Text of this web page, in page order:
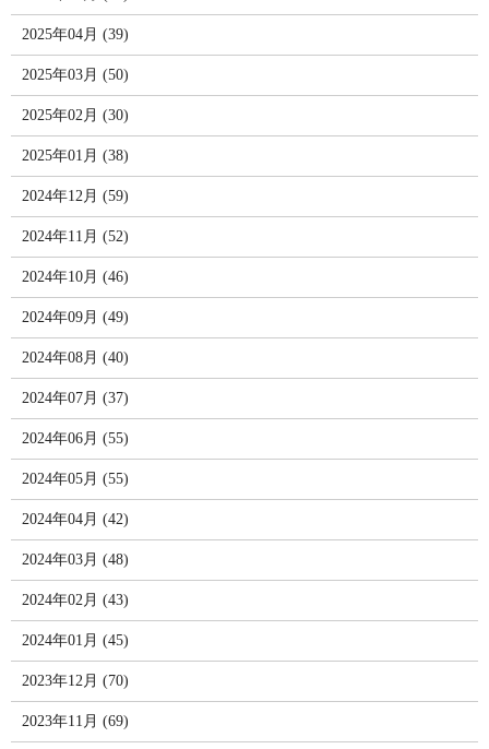
2025年04月 (39)
2025年03月 (50)
2025年02月 (30)
2025年01月 (38)
2024年12月 (59)
2024年11月 (52)
2024年10月 (46)
2024年09月 (49)
2024年08月 (40)
2024年07月 (37)
2024年06月 (55)
2024年05月 (55)
2024年04月 (42)
2024年03月 (48)
2024年02月 (43)
2024年01月 (45)
2023年12月 (70)
2023年11月 (69)